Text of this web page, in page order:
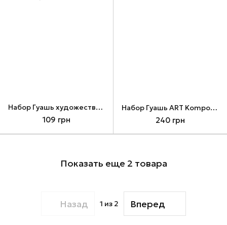
Набор Гуашь художественная CLASSIC ART Kompozit 9*20 мл
109 грн
Набор Гуашь ART Kompozit 12*20 мл
240 грн
Показать еще 2 товара
Назад 1 из 2 Вперед